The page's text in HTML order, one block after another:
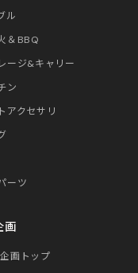
ル
＆BBQ
ージ&キャリー
ン
アクセサリ
ーツ
画
画トップ